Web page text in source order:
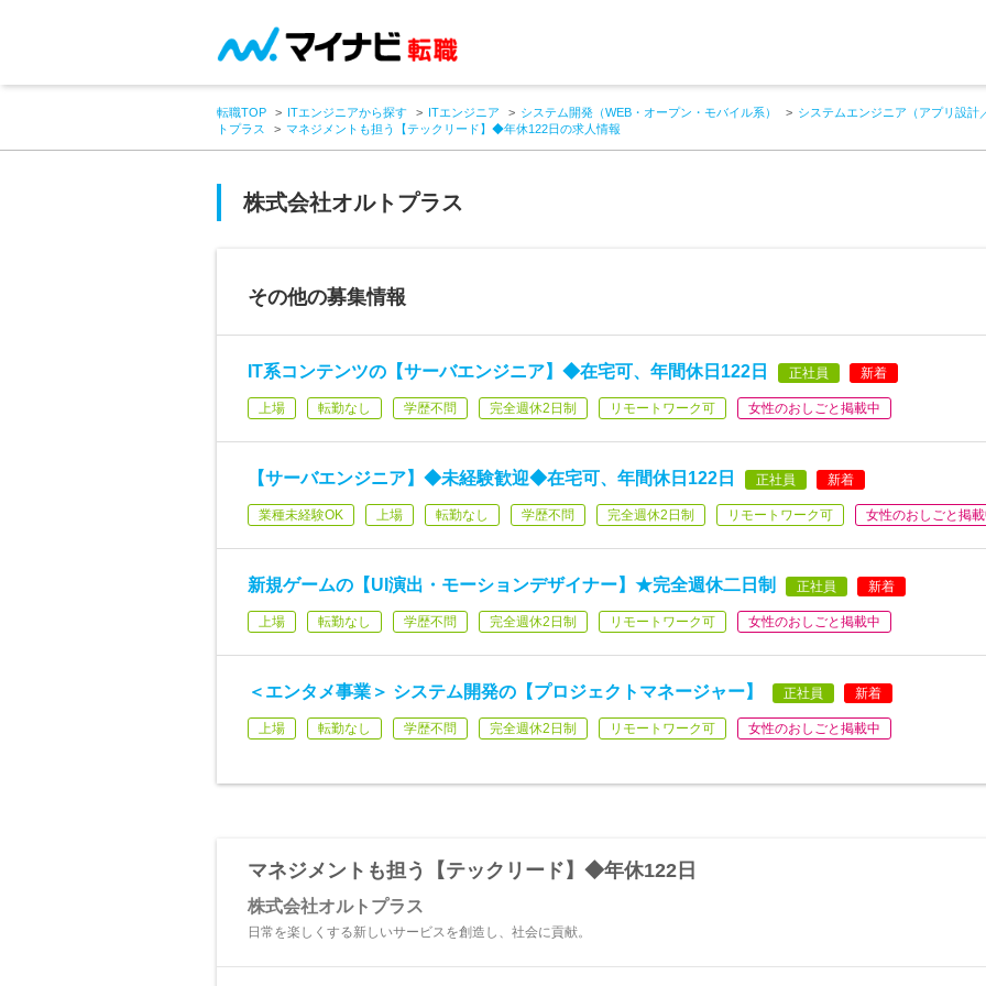
転職TOP ITエンジニアから探す ITエンジニア システム開発（WEB・オープン・モバイル系）
システムエンジニア（アプリ設計
トプラス
マネジメントも担う【テックリード】◆年休122日の求人情報
株式会社オルトプラス
その他の募集情報
IT系コンテンツの【サーバエンジニア】◆在宅可、年間休日122日 正社員 新着
上場 転勤なし 学歴不問 完全週休2日制 リモートワーク可 女性のおしごと掲載中
【サーバエンジニア】◆未経験歓迎◆在宅可、年間休日122日 正社員 新着
業種未経験OK 上場 転勤なし 学歴不問 完全週休2日制 リモートワーク可 女性のおしごと掲
新規ゲームの【UI演出・モーションデザイナー】★完全週休二日制 正社員 新着
上場 転勤なし 学歴不問 完全週休2日制 リモートワーク可 女性のおしごと掲載中
＜エンタメ事業＞ システム開発の【プロジェクトマネージャー】 正社員 新着
上場 転勤なし 学歴不問 完全週休2日制 リモートワーク可 女性のおしごと掲載中
マネジメントも担う【テックリード】◆年休122日
株式会社オルトプラス
日常を楽しくする新しいサービスを創造し、社会に貢献。